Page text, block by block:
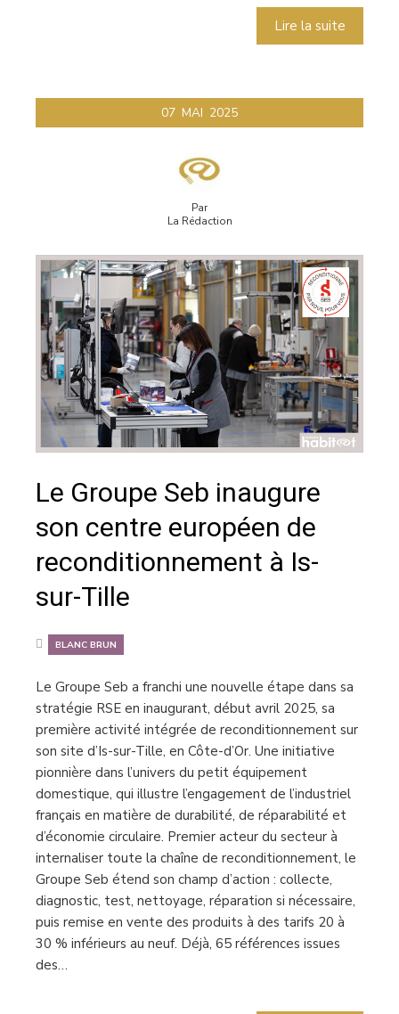
Lire la suite
07 MAI 2025
Par
La Rédaction
Le Groupe Seb inaugure
son centre européen de
reconditionnement à Is-
sur-Tille
BLANC BRUN
Le Groupe Seb a franchi une nouvelle étape dans sa
stratégie RSE en inaugurant, début avril 2025, sa
première activité intégrée de reconditionnement sur
son site d’Is-sur-Tille, en Côte-d’Or. Une initiative
pionnière dans l’univers du petit équipement
domestique, qui illustre l’engagement de l’industriel
français en matière de durabilité, de réparabilité et
d’économie circulaire. Premier acteur du secteur à
internaliser toute la chaîne de reconditionnement, le
Groupe Seb étend son champ d’action : collecte,
diagnostic, test, nettoyage, réparation si nécessaire,
puis remise en vente des produits à des tarifs 20 à
30 % inférieurs au neuf. Déjà, 65 références issues
des…